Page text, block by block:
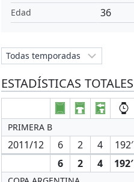
Edad 36
ESTADÍSTICAS TOTALES
PRIMERA B
2011/12 6 2 4
192′
6
2 4 192′